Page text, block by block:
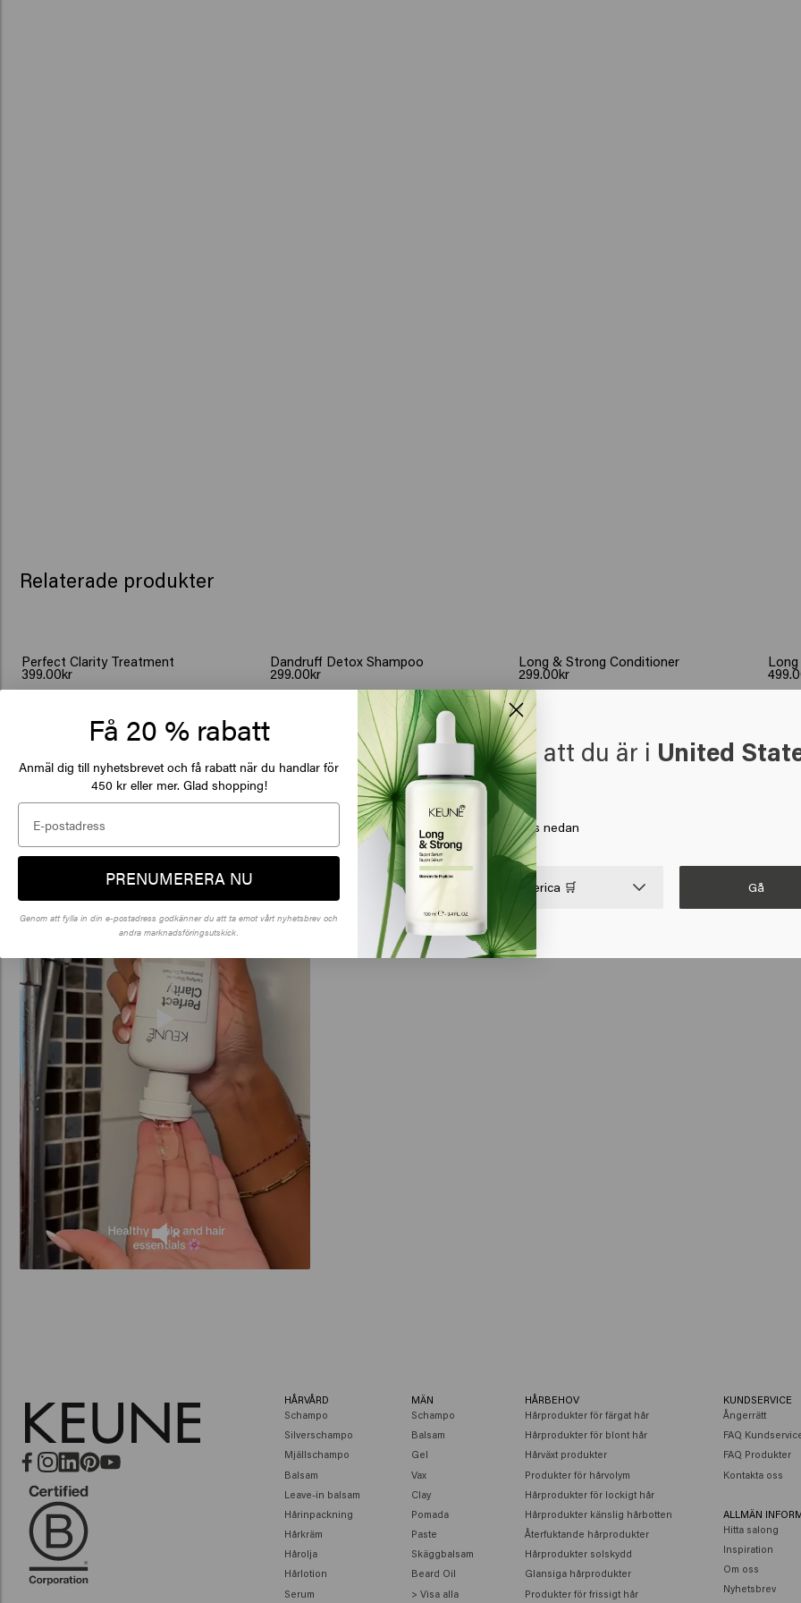
Relaterade produkter
Perfect Clarity Treatment
399.00kr
Köp
Dandruff Detox Shampoo
299.00kr
Köp
Long & Strong Conditioner
299.00kr
Real results Det verkar som att du är i United
of America
Klicka på Gå eller välj din plats nedan
🇺🇸 United States of America 🛒 Gå
HÅRVÅRD
Schampo
Silverschampo
Mjällschampo
Balsam
Leave-in balsam
Hårinpackning
Hårkräm
Hårolja
Hårlotion
Serum
MÄN
Schampo
Balsam
Gel
Vax
Clay
Pomada
Paste
Skäggbalsam
Beard Oil
> Visa alla
HÅRBEHOV
Hårprodukter för färgat hår
Hårprodukter för blont hår
Hårväxt produkter
Produkter för hårvolym
Hårprodukter för lockigt hår
Hårprodukter känslig hårbotten
Återfuktande hårprodukter
Hårprodukter solskydd
Glansiga hårprodukter
Produkter för frissigt hår
KUNDSERVICE
Ångerrätt
FAQ
FAQ Produkter
Kontakta oss
ALLMÄN
Hitta salong
Inspiration
Om oss
Nyhetsbrev
Få 20 % rabatt
Anmäl dig till nyhetsbrevet och få rabatt när du handlar för
450 kr eller mer. Glad shopping!
PRENUMERERA NU
Genom att fylla in din e-postadress godkänner du att ta emot vårt nyhetsbrev och
andra marknadsföringsutskick.